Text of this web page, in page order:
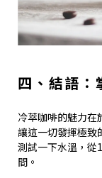
四、結語：
冷萃咖啡的魅力在
讓這一切發揮極致
測試一下水溫，從
間。